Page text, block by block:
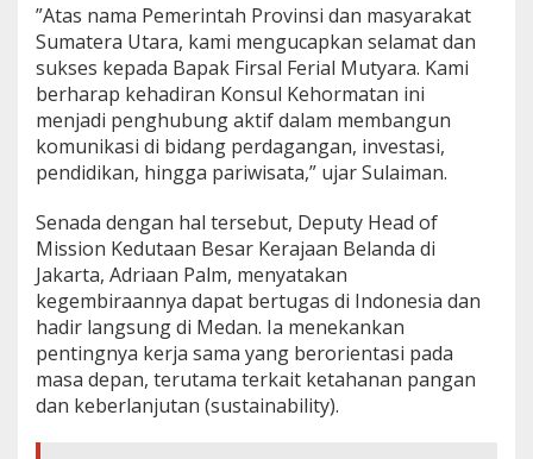
​”Atas nama Pemerintah Provinsi dan masyarakat
Sumatera Utara, kami mengucapkan selamat dan
sukses kepada Bapak Firsal Ferial Mutyara. Kami
berharap kehadiran Konsul Kehormatan ini
menjadi penghubung aktif dalam membangun
komunikasi di bidang perdagangan, investasi,
pendidikan, hingga pariwisata,” ujar Sulaiman.
​Senada dengan hal tersebut, Deputy Head of
Mission Kedutaan Besar Kerajaan Belanda di
Jakarta, Adriaan Palm, menyatakan
kegembiraannya dapat bertugas di Indonesia dan
hadir langsung di Medan. Ia menekankan
pentingnya kerja sama yang berorientasi pada
masa depan, terutama terkait ketahanan pangan
dan keberlanjutan (sustainability).